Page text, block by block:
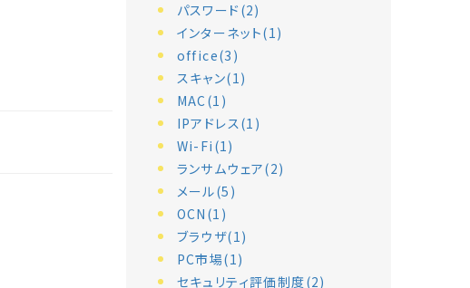
パスワード(2)
インターネット(1)
office(3)
スキャン(1)
MAC(1)
IPアドレス(1)
Wi-Fi(1)
ランサムウェア(2)
メール(5)
OCN(1)
ブラウザ(1)
PC市場(1)
セキュリティ評価制度(2)